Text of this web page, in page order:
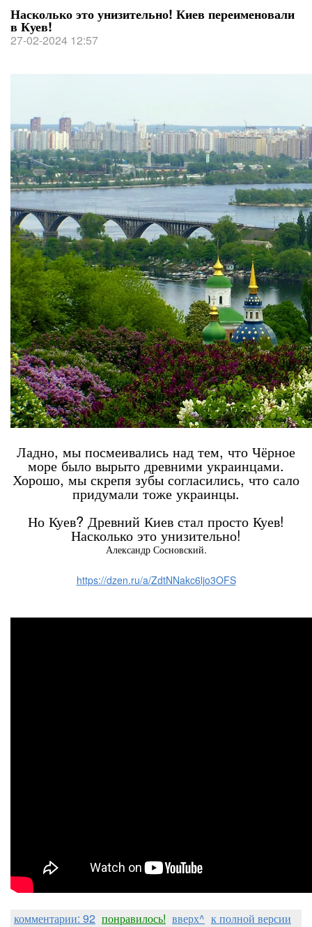
Насколько это унизительно! Киев переименовали
в Куев!
27-02-2024 12:57
Ладно, мы посмеивались над тем, что Чёрное
море было вырыто древними украинцами.
Хорошо, мы скрепя зубы согласились, что сало
придумали тоже украинцы.
Но Куев? Древний Киев стал просто Куев!
Насколько это унизительно!
Александр Сосновский.
https://dzen.ru/a/ZdtNNakc6ljo3OFS
комментарии: 92 понравилось! вверх^ к полной версии